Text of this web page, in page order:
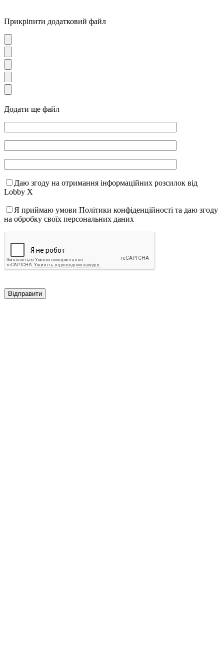
Прикріпити додатковий файл
Додати ще файл
Даю згоду на отримання інформаційних розсилок від
Lobby X
Я приймаю умови Політики конфіденційності та даю згоду
на обробку своїх персональних даних